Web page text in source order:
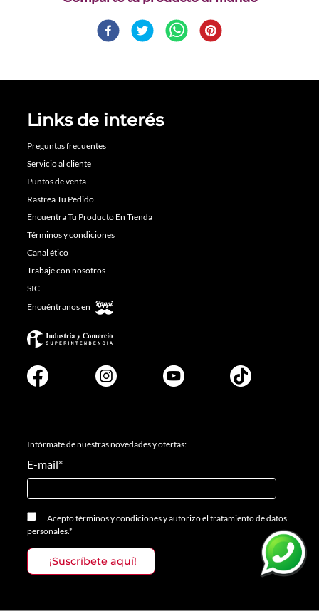
Links de interés
Preguntas frecuentes
Servicio al cliente
Puntos de venta
Rastrea Tu Pedido
Encuentra Tu Producto En Tienda
Términos y condiciones
Canal ético
Trabaje con nosotros
SIC
Encuéntranos en
Infórmate de nuestras novedades y ofertas:
E-mail*
Aceptotérminos y condicionesyautorizo el tratamiento de datos
personales.*